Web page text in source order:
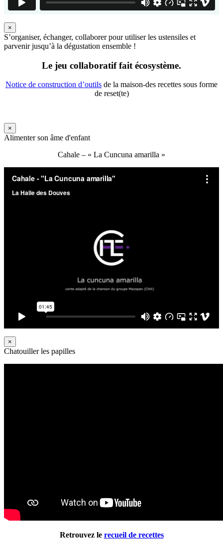
×
S’organiser, échanger, collaborer pour utiliser les ustensiles et
parvenir jusqu’à la dégustation ensemble !
Le jeu collaboratif fait écosystème.
Notice de construction d’outils de la maison-des recettes sous forme
de reset(te)
×
Alimenter son âme d'enfant
Cahale – « La Cuncuna amarilla »
×
Chatouiller les papilles
Retrouvez le recueil de recettes